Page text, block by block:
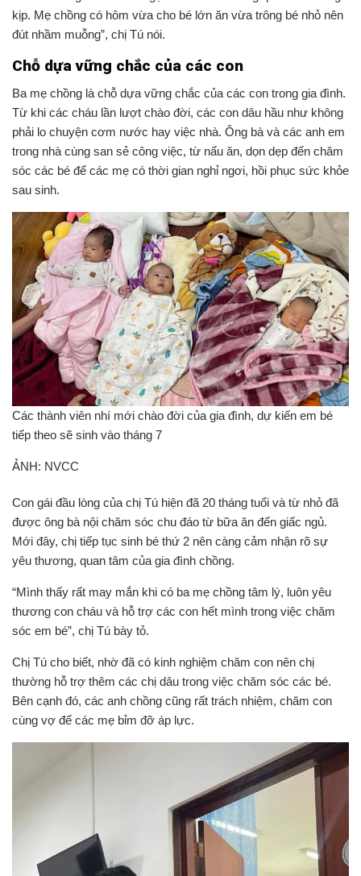
kịp. Mẹ chồng có hôm vừa cho bé lớn ăn vừa trông bé nhỏ nên
đút nhầm muỗng”, chị Tú nói.
Chỗ dựa vững chắc của các con
Ba mẹ chồng là chỗ dựa vững chắc của các con trong gia đình.
Từ khi các cháu lần lượt chào đời, các con dâu hầu như không
phải lo chuyện cơm nước hay việc nhà. Ông bà và các anh em
trong nhà cùng san sẻ công việc, từ nấu ăn, dọn dẹp đến chăm
sóc các bé để các mẹ có thời gian nghỉ ngơi, hồi phục sức khỏe
sau sinh.
Các thành viên nhí mới chào đời của gia đình, dự kiến em bé
tiếp theo sẽ sinh vào tháng 7
ẢNH: NVCC
Con gái đầu lòng của chị Tú hiện đã 20 tháng tuổi và từ nhỏ đã
được ông bà nội chăm sóc chu đáo từ bữa ăn đến giấc ngủ.
Mới đây, chị tiếp tục sinh bé thứ 2 nên càng cảm nhận rõ sự
yêu thương, quan tâm của gia đình chồng.
“Mình thấy rất may mắn khi có ba mẹ chồng tâm lý, luôn yêu
thương con cháu và hỗ trợ các con hết mình trong việc chăm
sóc em bé”, chị Tú bày tỏ.
Chị Tú cho biết, nhờ đã có kinh nghiệm chăm con nên chị
thường hỗ trợ thêm các chị dâu trong việc chăm sóc các bé.
Bên cạnh đó, các anh chồng cũng rất trách nhiệm, chăm con
cùng vợ để các mẹ bỉm đỡ áp lực.